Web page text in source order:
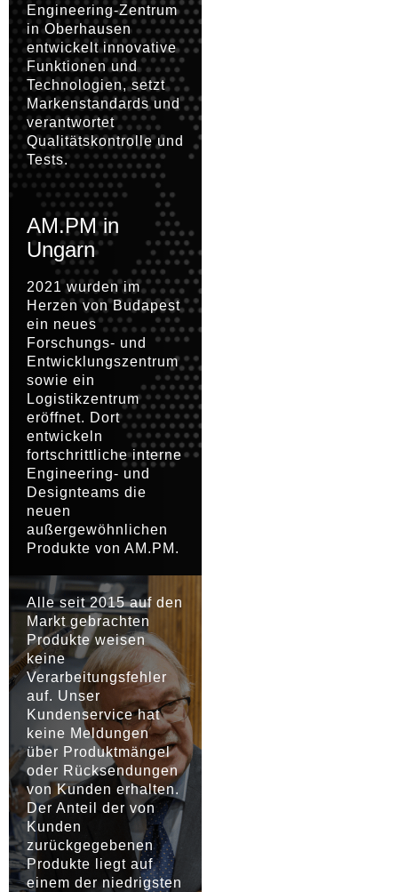
Engineering-Zentrum
in Oberhausen
entwickelt innovative
Funktionen und
Technologien, setzt
Markenstandards und
verantwortet
Qualitätskontrolle und
Tests.
AM.PM in
Ungarn
2021 wurden im
Herzen von Budapest
ein neues
Forschungs- und
Entwicklungszentrum
sowie ein
Logistikzentrum
eröffnet. Dort
entwickeln
fortschrittliche interne
Engineering- und
Designteams die
neuen
außergewöhnlichen
Produkte von AM.PM.
Alle seit 2015 auf den
Markt gebrachten
Produkte weisen
keine
Verarbeitungsfehler
auf. Unser
Kundenservice hat
keine Meldungen
über Produktmängel
oder Rücksendungen
von Kunden erhalten.
Der Anteil der von
Kunden
zurückgegebenen
Produkte liegt auf
einem der niedrigsten